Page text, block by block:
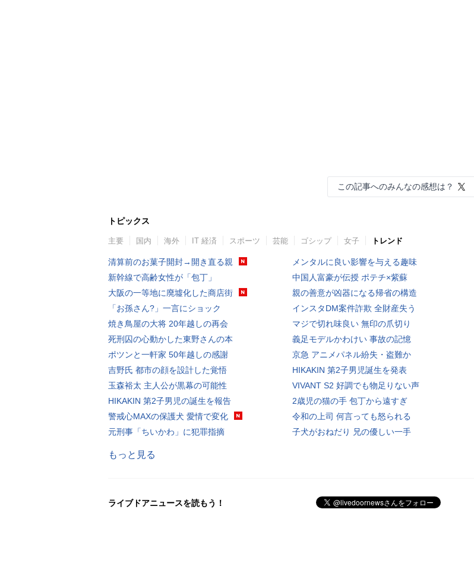
この記事へのみんなの感想は？
トピックス
主要 国内 海外 IT 経済 スポーツ 芸能 ゴシップ 女子 トレンド
清算前のお菓子開封→開き直る親
新幹線で高齢女性が「包丁」
大阪の一等地に廃墟化した商店街
「お孫さん?」一言にショック
焼き鳥屋の大将 20年越しの再会
死刑囚の心動かした東野さんの本
ポツンと一軒家 50年越しの感謝
吉野氏 都市の顔を設計した覚悟
玉森裕太 主人公が黒幕の可能性
HIKAKIN 第2子男児の誕生を報告
警戒心MAXの保護犬 愛情で変化
元刑事「ちいかわ」に犯罪指摘
メンタルに良い影響を与える趣味
中国人富豪が伝授 ポテチ×紫蘇
親の善意が凶器になる帰省の構造
インスタDM案件詐欺 全財産失う
マジで切れ味良い 無印の爪切り
義足モデルかわけい 事故の記憶
京急 アニメパネル紛失・盗難か
HIKAKIN 第2子男児誕生を発表
VIVANT S2 好調でも物足りない声
2歳児の猫の手 包丁から遠すぎ
令和の上司 何言っても怒られる
子犬がおねだり 兄の優しい一手
もっと見る
ライブドアニュースを読もう！